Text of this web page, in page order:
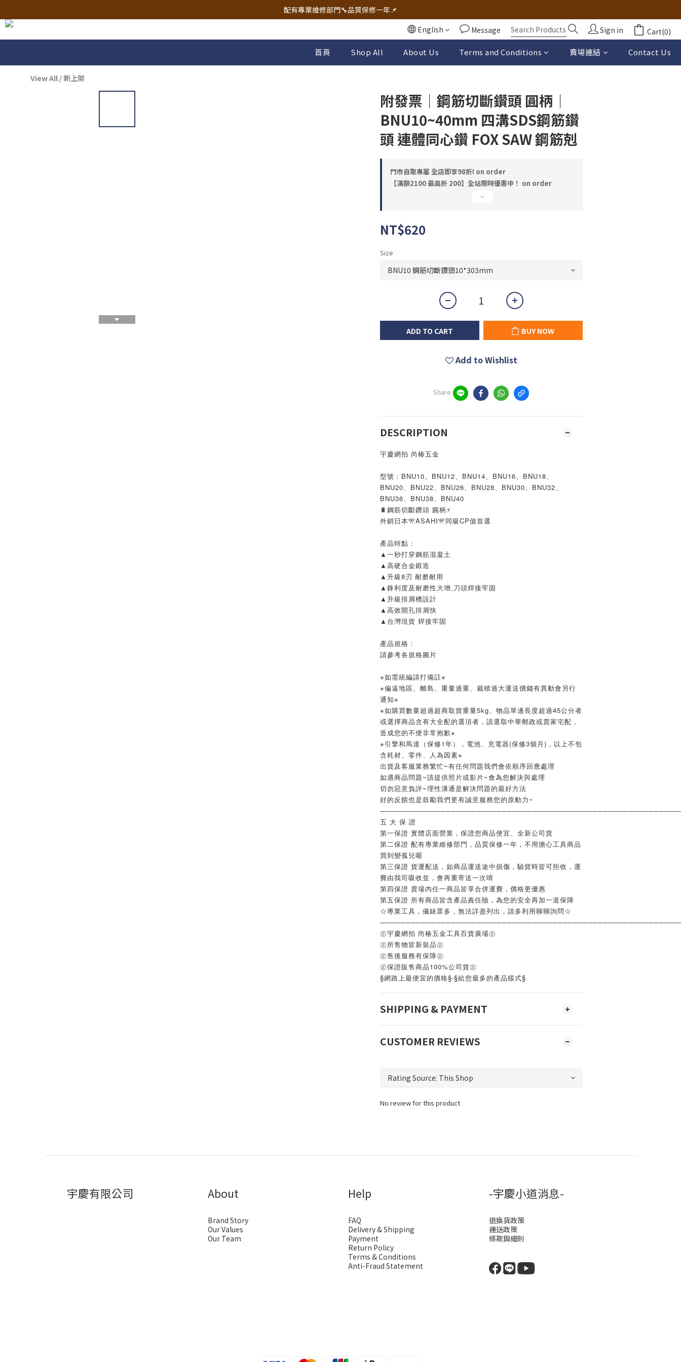
🔧電動工具&五金唯一首選 宇慶五金網拍🔧
配有專業維修部門🔧品質保修一年📌
🔧電動工具&五金唯一首選 宇慶五金網拍🔧
English Message Sign in Cart(0)
首頁 Shop All About Us Terms and Conditions 賣場連結 Contact Us
View All /新上架
附發票｜鋼筋切斷鑽頭 圓柄｜
BNU10~40mm 四溝SDS鋼筋鑽
頭 連體同心鑽 FOX SAW 鋼筋剋
門市自取專屬 全店即享98折! on order
【滿額2100 最高折 200】全站限時優惠中！ on order
NT$620
Size
ADD TO CART BUY NOW
Add to Wishlist
Share
DESCRIPTION
宇慶網拍 尚椿五金
型號：BNU10、BNU12、BNU14、BNU16、BNU18、
BNU20、BNU22、BNU26、BNU28、BNU30、BNU32、
BNU36、BNU38、BNU40
🔋鋼筋切斷鑽頭 圓柄⚡
外銷日本🎌ASAHI🎌同級CP值首選
產品特點：
▲一秒打穿鋼筋混凝土
▲高硬合金鍛造
▲升級8刃 耐磨耐用
▲鋒利度及耐磨性大增,刀頭焊接牢固
▲升級排屑槽設計
▲高效開孔排屑快
▲台灣現貨 焊接牢固
產品規格：
請參考各規格圖片
※如需統編請打備註※
※偏遠地區、離島、重量過重、裁積過大運送價錢有異動會另行
通知※
※如購買數量超過超商取貨重量5kg、物品單邊長度超過45公分者
或選擇商品含有大全配的選項者，請選取中華郵政或賣家宅配，
造成您的不便非常抱歉※
※引擎和馬達（保修1年），電池、充電器(保修3個月)，以上不包
含耗材、零件、人為因素※
出貨及客服業務繁忙~有任何問題我們會依順序回應處理
如遇商品問題~請提供照片或影片~會為您解決與處理
切勿惡意負評~理性溝通是解決問題的最好方法
好的反饋也是鼓勵我們更有誠意服務您的原動力~
五 大 保 證
第一保證 實體店面營業，保證您商品便宜、全新公司貨
第二保證 配有專業維修部門，品質保修一年，不用擔心工具商品
買到變孤兒喔
第三保證 貨運配送，如商品運送途中損傷，驗貨時皆可拒收，運
費由我司吸收並，會再重寄送一次唷
第四保證 賣場內任一商品皆享合併運費，價格更優惠
第五保證 所有商品皆含產品責任險，為您的安全再加一道保障
☆專業工具，儀錶眾多，無法詳盡列出，請多利用聊聊詢問☆
㊣宇慶網拍 尚椿五金工具百貨廣場㊣
㊣所售物皆新裝品㊣
㊣售後服務有保障㊣
㊣保證販售商品100%公司貨㊣
§網路上最便宜的價格§‧§給您最多的產品樣式§
SHIPPING & PAYMENT
CUSTOMER REVIEWS
No review for this product
BUY NOW
宇慶有限公司 About
Brand Story
Our Values
Our Team
Help
FAQ
Delivery & Shipping
Payment
Return Policy
Terms & Conditions
Anti-Fraud Statement
-宇慶小道消息-
退換貨政策
運送政策
條款與細則